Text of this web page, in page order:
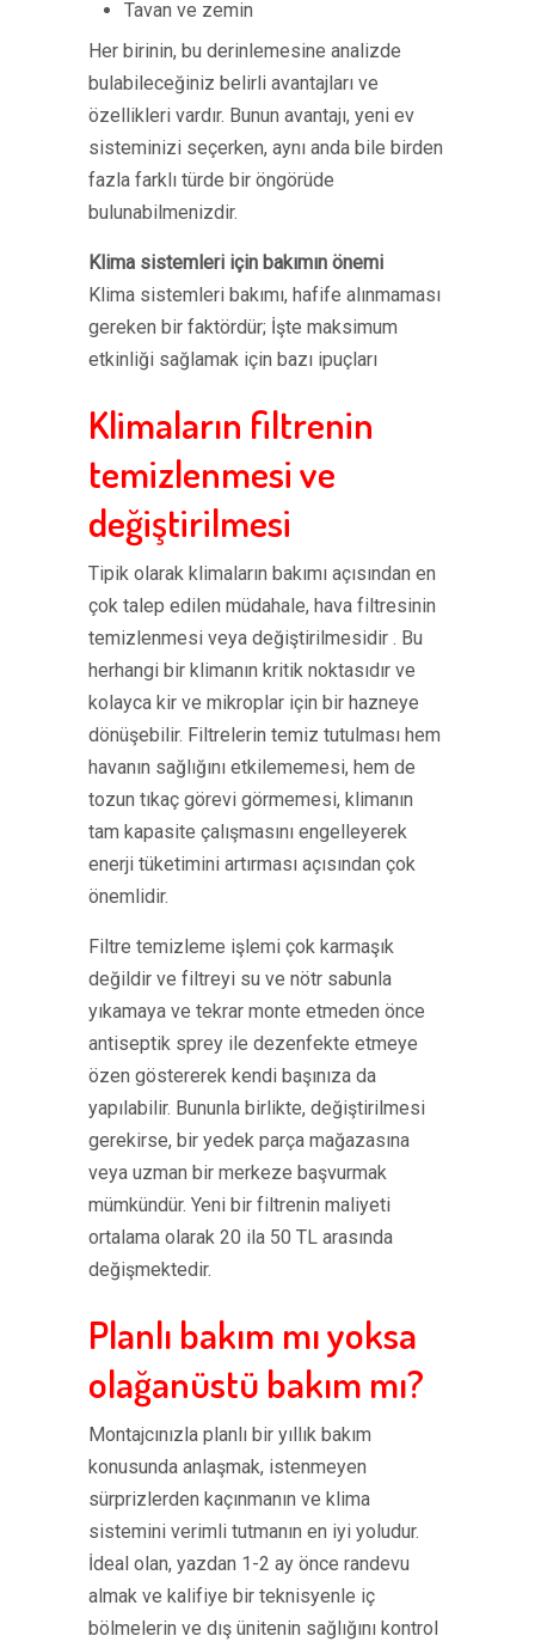
Tavan ve zemin
Her birinin, bu derinlemesine analizde
bulabileceğiniz belirli avantajları ve
özellikleri vardır. Bunun avantajı, yeni ev
sisteminizi seçerken, aynı anda bile birden
fazla farklı türde bir öngörüde
bulunabilmenizdir.
Klima sistemleri için bakımın önemi
Klima sistemleri bakımı, hafife alınmaması
gereken bir faktördür; İşte maksimum
etkinliği sağlamak için bazı ipuçları
Klimaların filtrenin
temizlenmesi ve
değiştirilmesi
Tipik olarak klimaların bakımı açısından en
çok talep edilen müdahale, hava filtresinin
temizlenmesi veya değiştirilmesidir . Bu
herhangi bir klimanın kritik noktasıdır ve
kolayca kir ve mikroplar için bir hazneye
dönüşebilir. Filtrelerin temiz tutulması hem
havanın sağlığını etkilememesi, hem de
tozun tıkaç görevi görmemesi, klimanın
tam kapasite çalışmasını engelleyerek
enerji tüketimini artırması açısından çok
önemlidir.
Filtre temizleme işlemi çok karmaşık
değildir ve filtreyi su ve nötr sabunla
yıkamaya ve tekrar monte etmeden önce
antiseptik sprey ile dezenfekte etmeye
özen göstererek kendi başınıza da
yapılabilir. Bununla birlikte, değiştirilmesi
gerekirse, bir yedek parça mağazasına
veya uzman bir merkeze başvurmak
mümkündür. Yeni bir filtrenin maliyeti
ortalama olarak 20 ila 50 TL arasında
değişmektedir.
Planlı bakım mı yoksa
olağanüstü bakım mı?
Montajcınızla planlı bir yıllık bakım
konusunda anlaşmak, istenmeyen
sürprizlerden kaçınmanın ve klima
sistemini verimli tutmanın en iyi yoludur.
İdeal olan, yazdan 1-2 ay önce randevu
almak ve kalifiye bir teknisyenle iç
bölmelerin ve dış ünitenin sağlığını kontrol